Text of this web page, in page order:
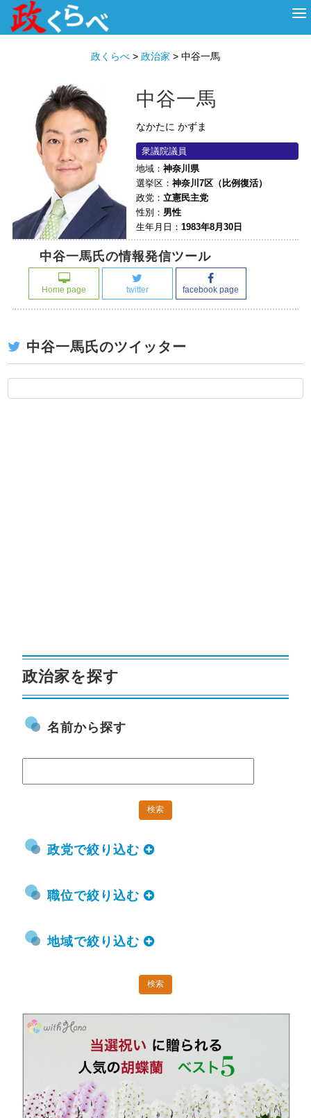
政くらべ > 政治家 > 中谷一馬
中谷一馬
なかたに かずま
衆議院議員
地域： 神奈川県
選挙区： 神奈川7区（比例復活）
政党： 立憲民主党
性別： 男性
生年月日： 1983年8月30日
中谷一馬氏の情報発信ツール
Home page twitter facebook page
中谷一馬氏のツイッター
政治家を探す
名前から探す
政党で絞り込む
職位で絞り込む
地域で絞り込む